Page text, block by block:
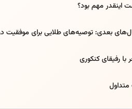
اینقدر مهم بود؟
بعدی: توصیه‌های طلایی برای موفقیت
با رفیقای کنکوری